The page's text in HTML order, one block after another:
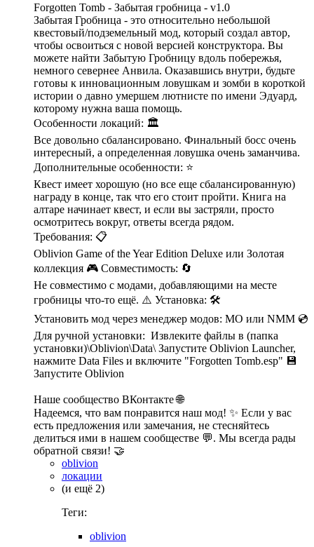
Forgotten Tomb - Забытая гробница - v1.0
Забытая Гробница - это относительно небольшой
квестовый/подземельный мод, который создал автор,
чтобы освоиться с новой версией конструктора. Вы
можете найти Забытую Гробницу вдоль побережья,
немного севернее Анвила. Оказавшись внутри, будьте
готовы к инновационным ловушкам и зомби в короткой
истории о давно умершем лютнисте по имени Эдуард,
которому нужна ваша помощь.
Особенности локаций: 🏛️
Все довольно сбалансировано. Финальный босс очень
интересный, а определенная ловушка очень заманчива.
Дополнительные особенности: ⭐
Квест имеет хорошую (но все еще сбалансированную)
награду в конце, так что его стоит пройти. Книга на
алтаре начинает квест, и если вы застряли, просто
осмотритесь вокруг, ответы всегда рядом.
Требования: 📋
Oblivion Game of the Year Edition Deluxe или Золотая
коллекция 🎮 Совместимость: 🔄
Не совместимо с модами, добавляющими на месте
гробницы что-то ещё. ⚠️ Установка: 🛠️
Установить мод через менеджер модов: MO или NMM 💿
Для ручной установки: Извлеките файлы в (папка
установки)\Oblivion\Data\ Запустите Oblivion Launcher,
нажмите Data Files и включите "Forgotten Tomb.esp" 💾
Запустите Oblivion
Наше сообщество ВКонтакте 🌐
Надеемся, что вам понравится наш мод! ✨ Если у вас
есть предложения или замечания, не стесняйтесь
делиться ими в нашем сообществе 💬. Мы всегда рады
обратной связи! 🤝
oblivion
локации
(и ещё 2)
Теги:
oblivion